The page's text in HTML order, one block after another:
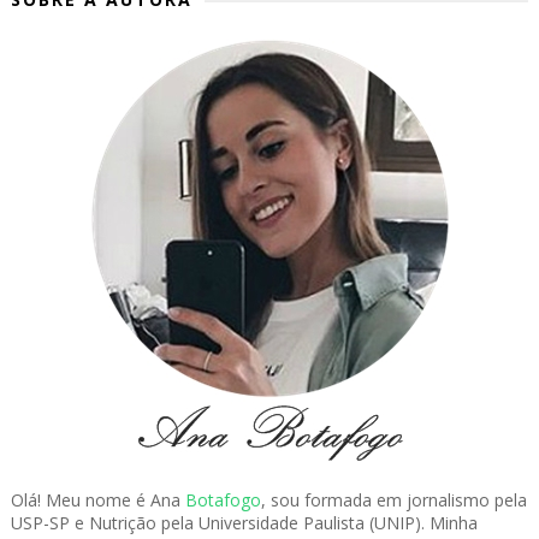
Olá! Meu nome é Ana Botafogo, sou formada em jornalismo pela
USP-SP e Nutrição pela Universidade Paulista (UNIP). Minha